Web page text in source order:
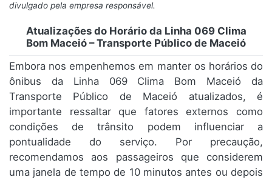
divulgado pela empresa responsável.
Atualizações do Horário da Linha 069 Clima
Bom Maceió – Transporte Público de Maceió
Embora nos empenhemos em manter os horários do
ônibus da Linha 069 Clima Bom Maceió da
Transporte Público de Maceió atualizados, é
importante ressaltar que fatores externos como
condições de trânsito podem influenciar a
pontualidade do serviço. Por precaução,
recomendamos aos passageiros que considerem
uma janela de tempo de 10 minutos antes ou depois